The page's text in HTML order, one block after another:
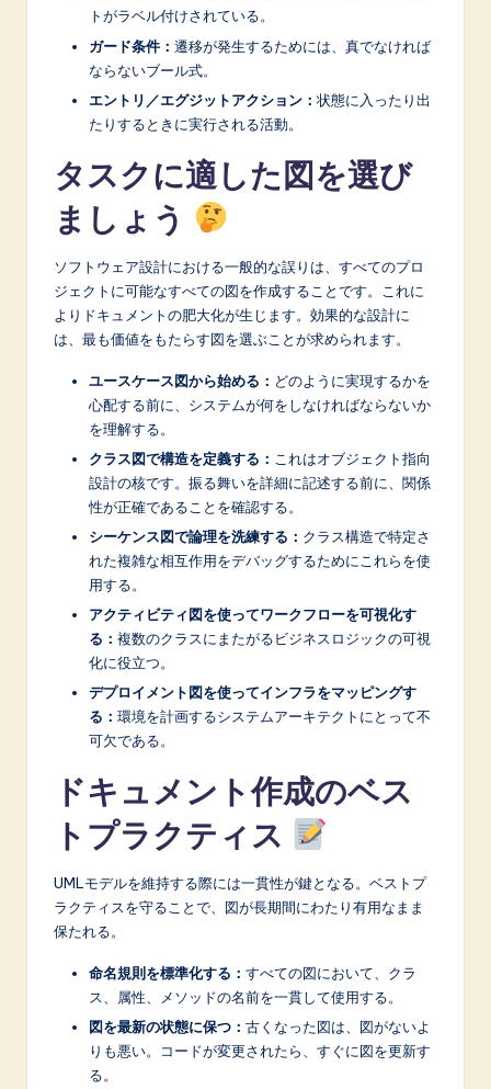
トがラベル付けされている。
ガード条件： 遷移が発生するためには、真でなければ
ならないブール式。
エントリ／エグジットアクション： 状態に入ったり出
たりするときに実行される活動。
タスクに適した図を選び
ましょう
ソフトウェア設計における一般的な誤りは、すべてのプロ
ジェクトに可能なすべての図を作成することです。これに
よりドキュメントの肥大化が生じます。効果的な設計に
は、最も価値をもたらす図を選ぶことが求められます。
ユースケース図から始める： どのように実現するかを
心配する前に、システムが何をしなければならないか
を理解する。
クラス図で構造を定義する： これはオブジェクト指向
設計の核です。振る舞いを詳細に記述する前に、関係
性が正確であることを確認する。
シーケンス図で論理を洗練する： クラス構造で特定さ
れた複雑な相互作用をデバッグするためにこれらを使
用する。
アクティビティ図を使ってワークフローを可視化す
る： 複数のクラスにまたがるビジネスロジックの可視
化に役立つ。
デプロイメント図を使ってインフラをマッピングす
る： 環境を計画するシステムアーキテクトにとって不
可欠である。
ドキュメント作成のベス
トプラクティス
UMLモデルを維持する際には一貫性が鍵となる。ベストプ
ラクティスを守ることで、図が長期間にわたり有用なまま
保たれる。
命名規則を標準化する： すべての図において、クラ
ス、属性、メソッドの名前を一貫して使用する。
図を最新の状態に保つ： 古くなった図は、図がないよ
りも悪い。コードが変更されたら、すぐに図を更新す
る。